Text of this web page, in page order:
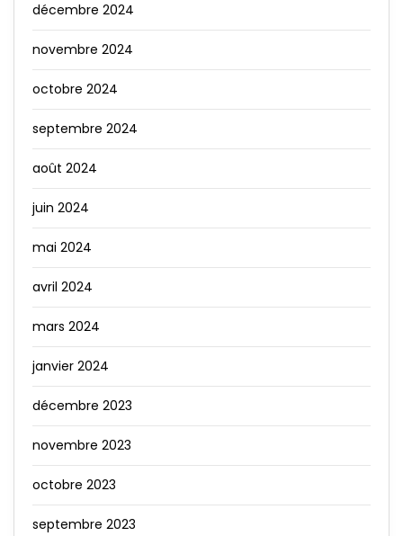
décembre 2024
novembre 2024
octobre 2024
septembre 2024
août 2024
juin 2024
mai 2024
avril 2024
mars 2024
janvier 2024
décembre 2023
novembre 2023
octobre 2023
septembre 2023